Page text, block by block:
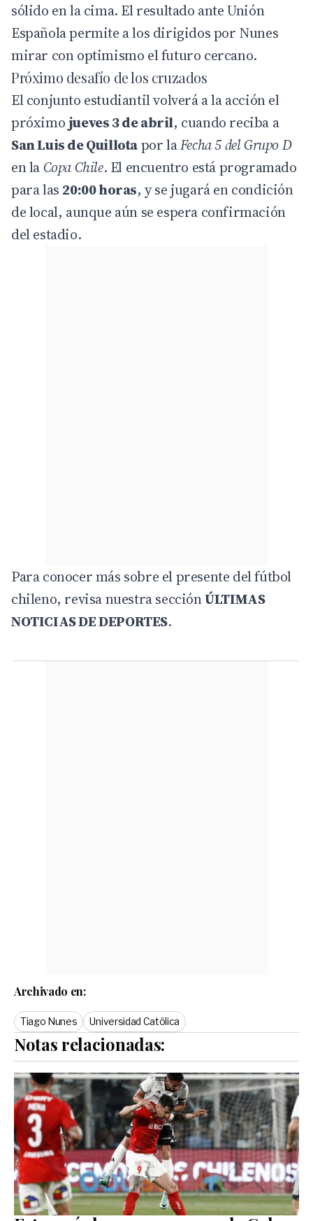
sólido en la cima. El resultado ante Unión
Española permite a los dirigidos por Nunes
mirar con optimismo el futuro cercano.
Próximo desafío de los cruzados
El conjunto estudiantil volverá a la acción el
próximojueves 3 de abril, cuando reciba a
San Luis de Quillotapor laFecha 5 del Grupo D
en laCopa Chile. El encuentro está programado
para las 20:00 horas, y se jugará en condición
de local, aunque aún se espera confirmación
del estadio.
Para conocer más sobre el presente del fútbol
chileno, revisa nuestra secciónÚLTIMAS
NOTICIAS DE DEPORTES.
Archivado en:
Tiago Nunes Universidad Católica
Notas relacionadas: